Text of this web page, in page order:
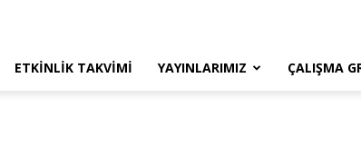
ETKINLIK TAKVIMI YAYINLARIMIZ ÇALIŞMA